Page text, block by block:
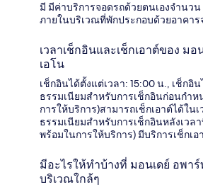
มี มีค่าบริการจอดรถด้วยตนเองจำนว
ภายในบริเวณที่พักประกอบด้วยอาคาร
เวลาเช็กอินและเช็กเอาต์ของ ม
เอโน
เช็กอินได้ตั้งแต่เวลา: 15:00 น., เช็กอิ
ธรรมเนียมสำหรับการเช็กอินก่อนกำ
การให้บริการ)สามารถเช็กเอาต์ได้ใน
ธรรมเนียมสำหรับการเช็กอินหลังเว
พร้อมในการให้บริการ) มีบริการเช็กเ
มีอะไรให้ทำบ้างที่ มอนเดย์ อพา
บริเวณใกล้ๆ